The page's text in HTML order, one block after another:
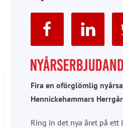
Fira en oförglömlig
Hennickehammars
Ring in det nya året på ett